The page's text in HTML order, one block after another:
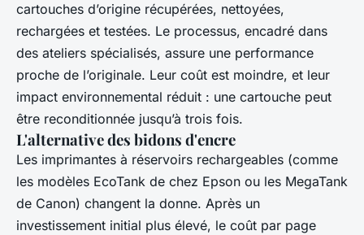
cartouches d’origine récupérées, nettoyées,
rechargées et testées. Le processus, encadré dans
des ateliers spécialisés, assure une performance
proche de l’originale. Leur coût est moindre, et leur
impact environnemental réduit : une cartouche peut
être reconditionnée jusqu’à trois fois.
L'alternative des bidons d'encre
Les imprimantes à réservoirs rechargeables (comme
les modèles EcoTank de chez Epson ou les MegaTank
de Canon) changent la donne. Après un
investissement initial plus élevé, le coût par page